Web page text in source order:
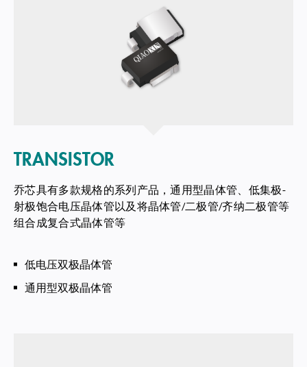
TRANSISTOR
乔芯具有多款规格的系列产品，通用型晶体管、低集极-
射极饱合电压晶体管以及将晶体管/二极管/齐纳二极管等
组合成复合式晶体管等
低电压双极晶体管
通用型双极晶体管